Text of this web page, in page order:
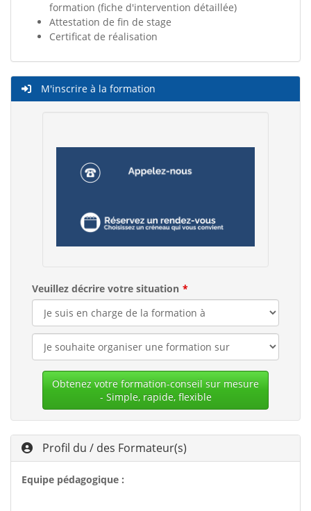
formation (fiche d'intervention détaillée)
Attestation de fin de stage
Certificat de réalisation
M'inscrire à la formation
Veuillez décrire votre situation
Obtenez votre formation-conseil sur mesure
- Simple, rapide, flexible
Profil du / des Formateur(s)
Equipe pédagogique :